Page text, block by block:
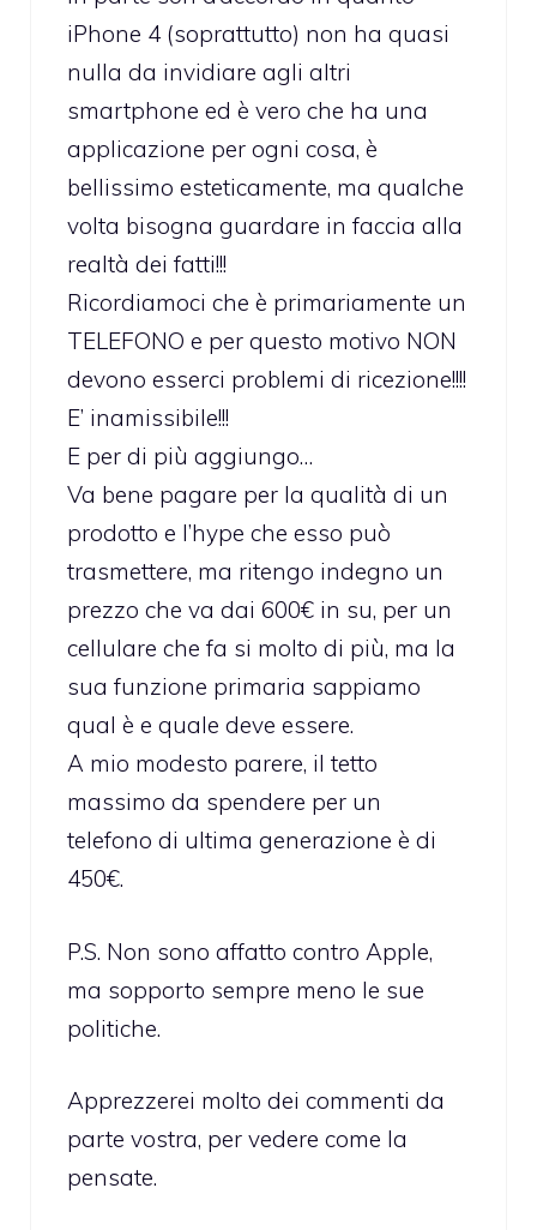
iPhone 4 (soprattutto) non ha quasi
nulla da invidiare agli altri
smartphone ed è vero che ha una
applicazione per ogni cosa, è
bellissimo esteticamente, ma qualche
volta bisogna guardare in faccia alla
realtà dei fatti!!!
Ricordiamoci che è primariamente un
TELEFONO e per questo motivo NON
devono esserci problemi di ricezione!!!!
E’ inamissibile!!!
E per di più aggiungo…
Va bene pagare per la qualità di un
prodotto e l’hype che esso può
trasmettere, ma ritengo indegno un
prezzo che va dai 600€ in su, per un
cellulare che fa si molto di più, ma la
sua funzione primaria sappiamo
qual è e quale deve essere.
A mio modesto parere, il tetto
massimo da spendere per un
telefono di ultima generazione è di
450€.
P.S. Non sono affatto contro Apple,
ma sopporto sempre meno le sue
politiche.
Apprezzerei molto dei commenti da
parte vostra, per vedere come la
pensate.